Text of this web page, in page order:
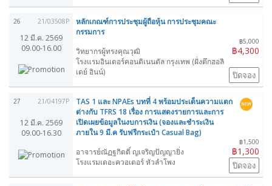
26 21/03508P
12 มี.ค. 2569
09.00-16.00
หลักเกณฑ์การประชุมผู้ถือหุ้น การประชุมคณะ
กรรมการ
฿5,000
฿4,300
วิทยากรผู้ทรงคุณวุฒิ
โรงแรมอินเตอร์คอนติเนนตัล กรุงเทพ (ฝั่งตึกฮอลิ
เดย์ อินน์)
ปิดจอง
27 21/04197P
12 มี.ค. 2569
09.00-16.30
TAS 1 และ NPAEs บทที่ 4 พร้อมประเด็นความแตก
ต่างกับ TFRS 18 เรื่อง การแสดงรายการและการ
เปิดเผยข้อมูลในงบการเงิน (จองและชำระเงิน
ภายใน 9 มี.ค รับฟรีกระเป๋า Casual Bag)
฿1,500
฿1,300
อาจารย์ณัฏฐกิตติ์ ญเจริญปัญญายิ่ง
โรงแรมเดอะควอเตอร์ หัวลำโพง
ปิดจอง